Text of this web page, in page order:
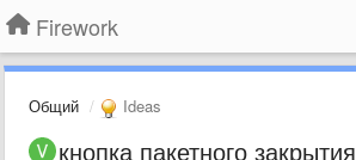
Firework
Общий Ideas
кнопка пакетного закрытия